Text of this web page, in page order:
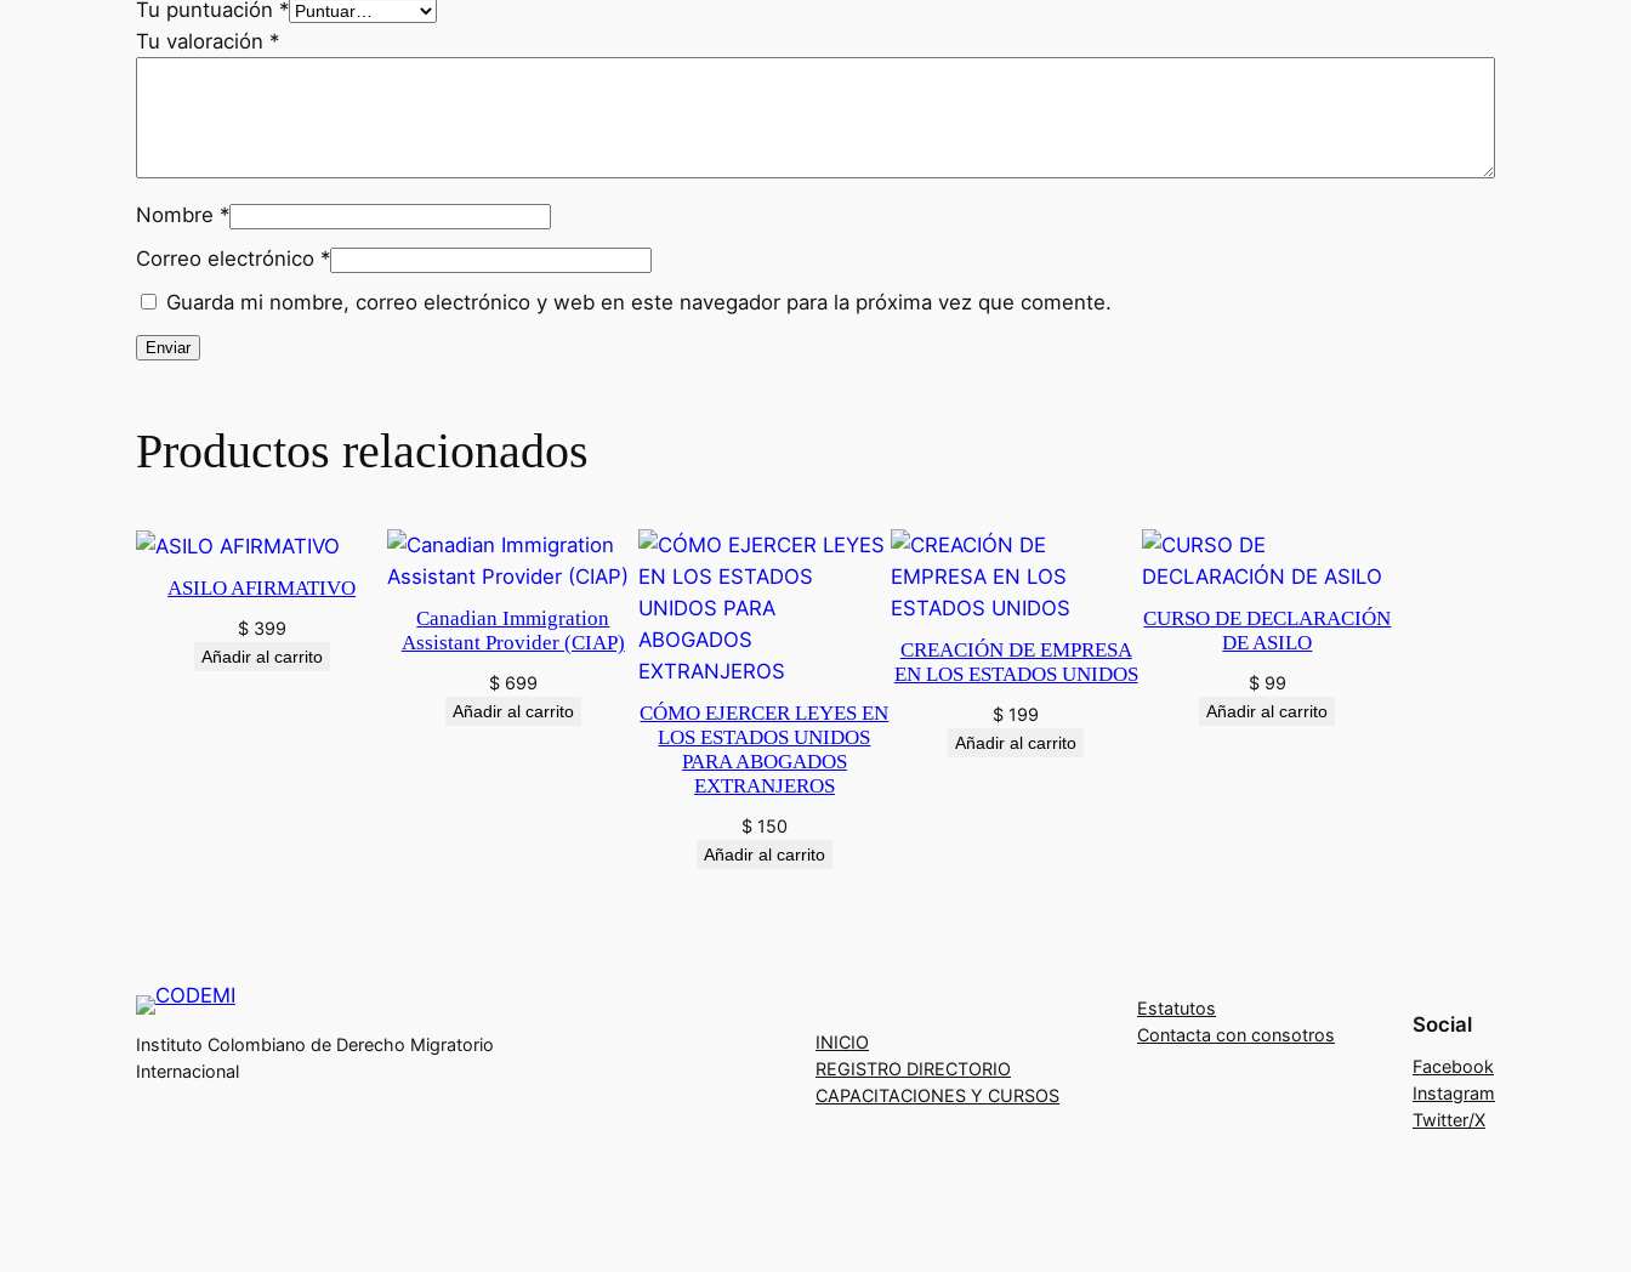
Tu puntuación *
Tu valoración *
Nombre *
Correo electrónico *
Guarda mi nombre, correo electrónico y web en este navegador para la próxima vez que comente.
Productos relacionados
ASILO AFIRMATIVO
$399
Añadir al carrito
Canadian Immigration
Assistant Provider (CIAP)
$699
Añadir al carrito
CÓMO EJERCER LEYES EN
LOS ESTADOS UNIDOS
PARA ABOGADOS
EXTRANJEROS
$150
Añadir al carrito
CREACIÓN DE EMPRESA
EN LOS ESTADOS UNIDOS
$ 199
Añadir al carrito
CURSO DE DECLARACIÓN
DE ASILO
$99
Añadir al carrito
Instituto Colombiano de Derecho Migratorio
Internacional
INICIO
REGISTRO DIRECTORIO
CAPACITACIONES Y CURSOS
Estatutos
Contacta con consotros
Social
Facebook
Instagram
Twitter/X